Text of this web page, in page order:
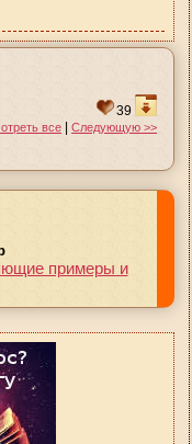
39
все | Следующую >>
примеры и